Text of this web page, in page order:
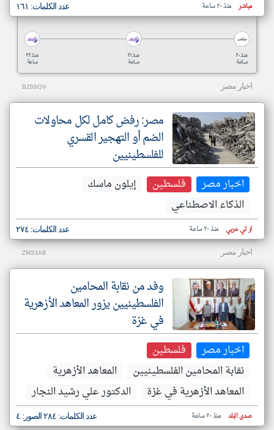
مباشر منذ ٢٠ ساعة عدد الكلمات: ١٦١
منذ ٢٢
ساعة
منذ ٢١
ساعة
منذ ٢٠
ساعة
اخبار مصر BZ68OV
مصر: رفض كامل لكل محاولات
الضم أو التهجير القسري
للفلسطينيين
اخبار مصر فلسطين
إيلون ماسك
الذكاء الاصطناعي
ار تي عربي منذ ٢٠ ساعة عدد الكلمات: ٢٧٤
اخبار مصر ZM33AB
وفد من نقابة المحامين
الفلسطينيين يزور المعاهد الأزهرية
في غزة
اخبار مصر
فلسطين
نقابة المحامين الفلسطينيين
المعاهد الأزهرية
المعاهد الأزهرية في غزة
الدكتور علي رشيد النجار
صدى البلد منذ ٢٠ ساعة عدد الكلمات: ٢٨٤ الصور: ٤